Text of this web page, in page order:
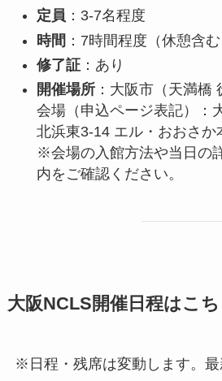
定員 ：3-7名程度
時間 ：7時間程度（休憩含む
修了証：あり
開催場所：大阪市（天満橋
会場（申込ページ表記）：
北浜東3-14 エル・おおさか
※会場の入館方法や当日の
内をご確認ください。
大阪NCLS開催日程はこち
※日程・残席は変動します。